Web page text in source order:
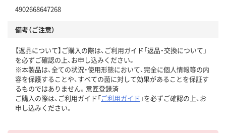
4902668647268
備考（ご注意）
【返品について】ご購入の際は、ご利用ガイド「返品・交換について」
を必ずご確認の上、お申し込みください。
※本製品は、全ての状況・使用形態において、完全に個人情報等の内
容を保護することや、すべての菌に対して効果があることを保証す
るものではありません。意匠登録済
ご購入の際は、ご利用ガイド「ご利用ガイド 」を必ずご確認の上、お
申し込みください。